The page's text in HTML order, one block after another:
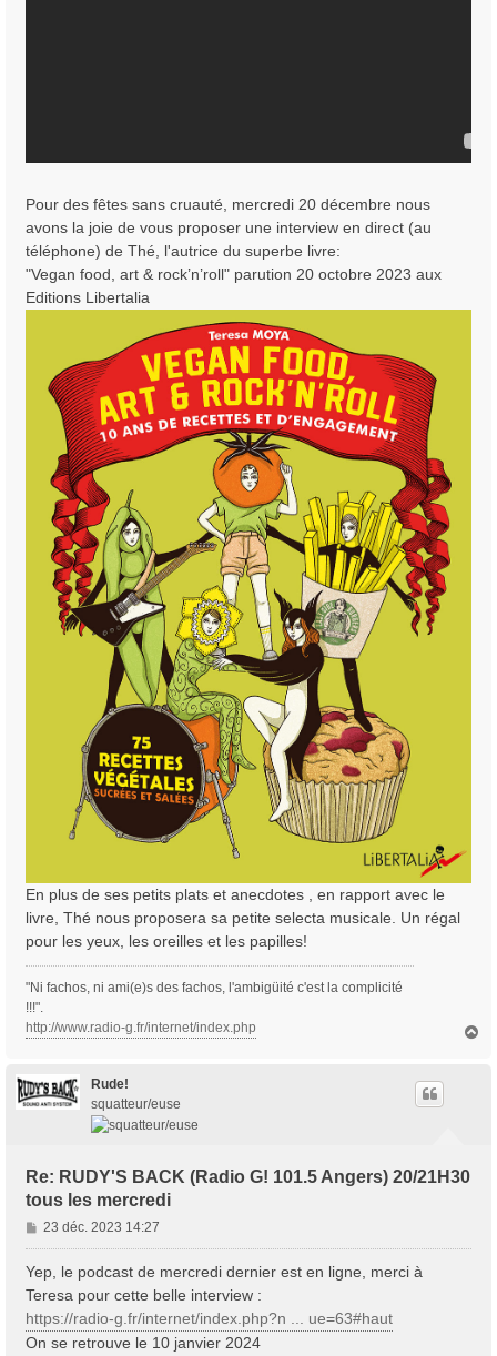
Pour des fêtes sans cruauté, mercredi 20 décembre nous
avons la joie de vous proposer une interview en direct (au
téléphone) de Thé, l'autrice du superbe livre:
"Vegan food, art & rock’n’roll" parution 20 octobre 2023 aux
Editions Libertalia
En plus de ses petits plats et anecdotes , en rapport avec le
livre, Thé nous proposera sa petite selecta musicale. Un régal
pour les yeux, les oreilles et les papilles!
"Ni fachos, ni ami(e)s des fachos, l'ambigüité c'est la complicité
!!!".
http://www.radio-g.fr/internet/index.php
Rude!
squatteur/euse
Re: RUDY'S BACK (Radio G! 101.5 Angers) 20/21H30
tous les mercredi
M
e
s
a
g
e
23 déc. 2023 14:27
Yep, le podcast de mercredi dernier est en ligne, merci à
Teresa pour cette belle interview :
https://radio-g.fr/internet/index.php?n ... ue=63#haut
On se retrouve le 10 janvier 2024